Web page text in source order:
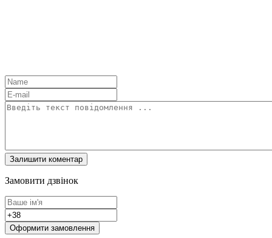
Замовити дзвінок
Оформити замовлення